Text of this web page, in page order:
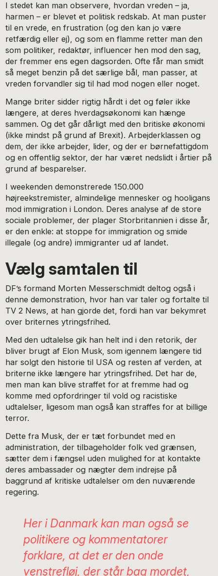
I stedet kan man observere, hvordan vreden – ja,
harmen – er blevet et politisk redskab. At man puster
til en vrede, en frustration (og den kan jo være
retfærdig eller ej), og som en flamme retter man den
som politiker, redaktør, influencer hen mod den sag,
der fremmer ens egen dagsorden. Ofte får man smidt
så meget benzin på det særlige bål, man passer, at
vreden forvandler sig til had mod nogen eller noget.
Mange briter sidder rigtig hårdt i det og føler ikke
længere, at deres hverdagsøkonomi kan hænge
sammen. Og det går dårligt med den britiske økonomi
(ikke mindst på grund af Brexit). Arbejderklassen og
dem, der ikke arbejder, lider, og der er børnefattigdom
og en offentlig sektor, der har været nedslidt i årtier på
grund af besparelser.
I weekenden demonstrerede 150.000
højreekstremister, almindelige mennesker og hooligans
mod immigration i London. Deres analyse af de store
sociale problemer, der plager Storbritannien i disse år,
er den enkle: at stoppe for immigration og smide
illegale (og andre) immigranter ud af landet.
Vælg samtalen til
DF’s formand Morten Messerschmidt deltog også i
denne demonstration, hvor han var taler og fortalte til
TV 2 News, at han gjorde det, fordi han var bekymret
over briternes ytringsfrihed.
Med den udtalelse gik han helt ind i den retorik, der
bliver brugt af Elon Musk, som igennem længere tid
har solgt den historie til USA og resten af verden, at
briterne ikke længere har ytringsfrihed. Det har de,
men man kan blive straffet for at fremme had og
komme med opfordringer til vold og racistiske
udtalelser, ligesom man også kan straffes for at billige
terror.
Dette fra Musk, der er tæt forbundet med en
administration, der tilbageholder folk ved grænsen,
sætter dem i fængsel uden mulighed for at kontakte
deres ambassader og nægter dem indrejse på
baggrund af kritiske udtalelser om den nuværende
regering.
Her i Danmark kan man også se
politikere og kommentatorer
forklare, at det er den onde
venstrefløj, der står bag mordet,